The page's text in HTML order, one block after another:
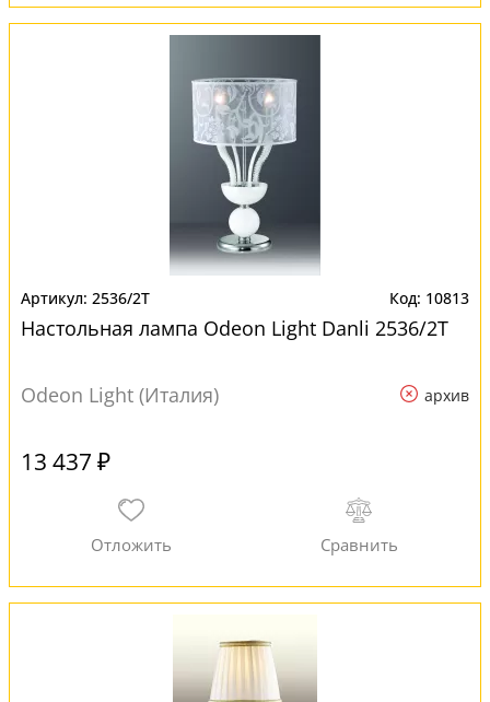
2536/2T 10813
Настольная лампа Odeon Light Danli 2536/2T
Odeon Light (Италия) архив
13 437 ₽